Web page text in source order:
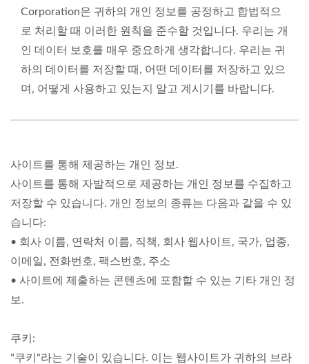
Corporation은 귀하의 개인 정보를 공정하고 합법적으
로 처리할 때 이러한 원칙을 준수할 것입니다. 우리는 개
인 데이터 보호를 매우 중요하게 생각합니다. 우리는 귀
하의 데이터를 저장할 때, 어떤 데이터를 저장하고 있으
며, 어떻게 사용하고 있는지 알고 계시기를 바랍니다.
사이트를 통해 제공하는 개인 정보.
사이트를 통해 자발적으로 제공하는 개인 정보를 수집하고
저장할 수 있습니다. 개인 정보의 종류는 다음과 같을 수 있
습니다:
• 회사 이름, 연락처 이름, 직책, 회사 웹사이트, 국가, 업종,
이메일, 전화번호, 팩스번호, 주소
• 사이트에 제출하는 콘텐츠에 포함할 수 있는 기타 개인 정
보.
쿠키:
"쿠키"라는 기술이 있습니다. 이는 웹사이트가 귀하의 브라